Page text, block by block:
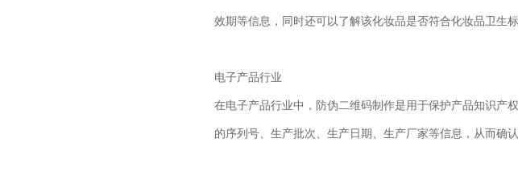
效期等信息，同时还可以了解该化妆品是否符合化妆品卫生
电子产品行业
在电子产品行业中，防伪二维码制作是用于保护产品知识产
的序列号、生产批次、生产日期、生产厂家等信息，从而确